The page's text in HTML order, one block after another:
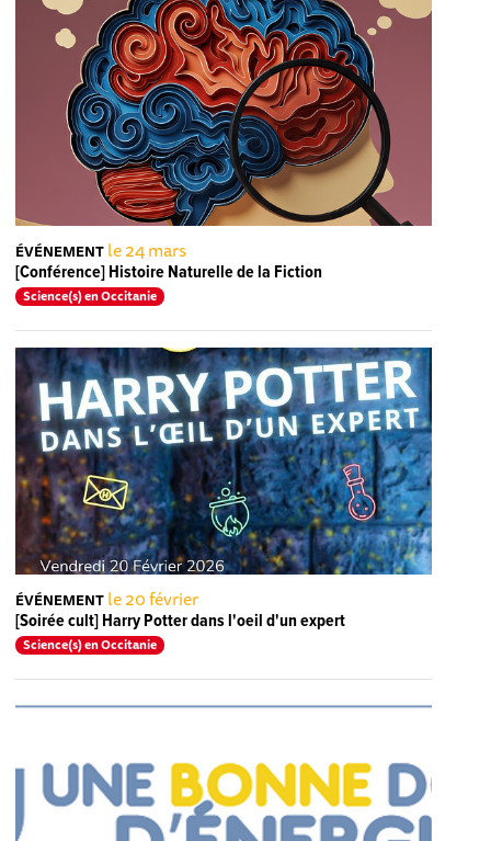
ÉVÉNEMENT le 24 mars
[Conférence] Histoire Naturelle de la Fiction
Science(s) en Occitanie
ÉVÉNEMENT le 20 février
[Soirée cult] Harry Potter dans l'oeil d'un expert
Science(s) en Occitanie